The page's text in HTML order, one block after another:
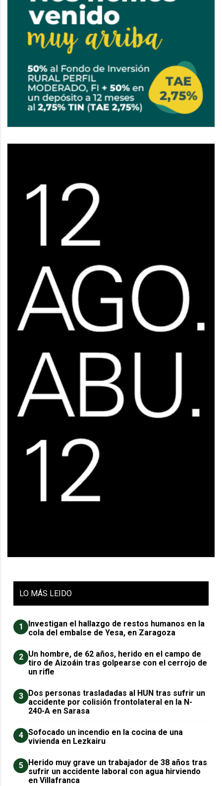
LO MÁS LEIDO
1
Investigan el hallazgo de restos humanos en la
cola del embalse de Yesa, en Zaragoza
2 Un hombre, de 62 años, herido en el campo de
tiro de Aizoáin tras golpearse con el cerrojo de
un rifle
3
​Dos personas trasladadas al HUN tras sufrir un
accidente por colisión frontolateral en la N-
240-A en Sarasa
4 Sofocado un incendio en la cocina de una
vivienda en Lezkairu
5
Herido muy grave un trabajador de 38 años tras
sufrir un accidente laboral con agua hirviendo
en Villafranca